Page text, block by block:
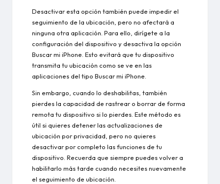
Desactivar esta opción también puede impedir el
seguimiento de la ubicación, pero no afectará a
ninguna otra aplicación. Para ello, dirígete a la
configuración del dispositivo y desactiva la opción
Buscar mi iPhone. Esto evitará que tu dispositivo
transmita tu ubicación como se ve en las
aplicaciones del tipo Buscar mi iPhone.
Sin embargo, cuando lo deshabilitas, también
pierdes la capacidad de rastrear o borrar de forma
remota tu dispositivo si lo pierdes. Este método es
útil si quieres detener las actualizaciones de
ubicación por privacidad, pero no quieres
desactivar por completo las funciones de tu
dispositivo. Recuerda que siempre puedes volver a
habilitarlo más tarde cuando necesites nuevamente
el seguimiento de ubicación.